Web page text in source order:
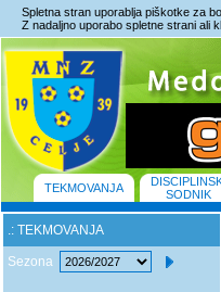
Spletna stran uporablja piškotke za
Z nadaljno uporabo spletne strani ali
TEKMOVANJA
SODNIK
.: TEKMOVANJA
Sezona